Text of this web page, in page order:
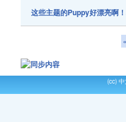
这些主题的Puppy好漂亮啊
(cc)中